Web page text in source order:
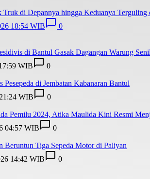
di Depannya hingga Keduanya Terguling
18:54 WIB 0
di Bantul Gasak Dagangan Warung
WIB
0
di Jembatan Kabanaran Bantul
WIB
0
Pemilu 2024, Atika Maulida Kini Resmi
04:57 WIB
0
Beruntun Tiga Sepeda Motor di Paliyan
14:42 WIB 0